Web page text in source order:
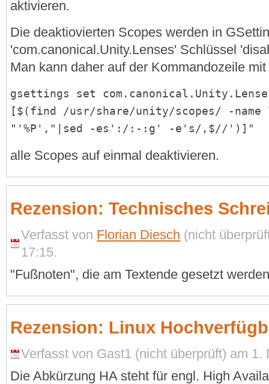
aktivieren.
Die deaktiovierten Scopes werden in
'com.canonical.Unity.Lenses' Schlüssel
Man kann daher auf der Kommandozeile mit
gsettings set
[$(find /usr/share/unity/scopes/ -
"'%P',"|sed -es':/:-:g' -e's/,$//')]"
alle Scopes auf einmal deaktivieren.
Rezension: Technisches
Verfasst von Florian Diesch (nicht
17:15.
"Fußnoten", die am Textende gesetzt
Rezension: Linux
Verfasst von Gast1 (nicht überprüft) am 1.
Die Abkürzung HA steht für engl. High